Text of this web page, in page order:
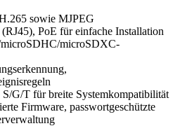
sowie MJPEG
PoE für einfache Installation
microSDXC-
G/T für breite Systemkompatibilität
Firmware, passwortgeschützte